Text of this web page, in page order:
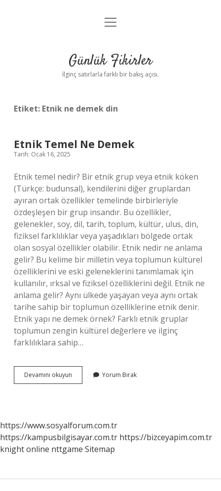
Anasayfa
Yasal Uyarı
menüyü
Günlük Fikirler
İlginç satırlarla farklı bir bakış açısı.
Etiket: Etnik ne demek din
Etnik Temel Ne Demek
Tarih: Ocak 16, 2025
Etnik temel nedir? Bir etnik grup veya etnik köken
(Türkçe: budunsal), kendilerini diğer gruplardan
ayıran ortak özellikler temelinde birbirleriyle
özdeşleşen bir grup insandır. Bu özellikler,
gelenekler, soy, dil, tarih, toplum, kültür, ulus, din,
fiziksel farklılıklar veya yaşadıkları bölgede ortak
olan sosyal özellikler olabilir. Etnik nedir ne anlama
gelir? Bu kelime bir milletin veya toplumun kültürel
özelliklerini ve eski geleneklerini tanımlamak için
kullanılır, ırksal ve fiziksel özelliklerini değil. Etnik ne
anlama gelir? Aynı ülkede yaşayan veya aynı ortak
tarihe sahip bir toplumun özelliklerine etnik denir.
Etnik yapı ne demek örnek? Farklı etnik gruplar
toplumun zengin kültürel değerlere ve ilginç
farklılıklara sahip…
Devamını okuyun
Temel
Yorum Bırak
https://www.sosyalforum.com.tr
https://kampusbilgisayar.com.tr https://bizceyapim.com.tr
knight online nttgame Sitemap